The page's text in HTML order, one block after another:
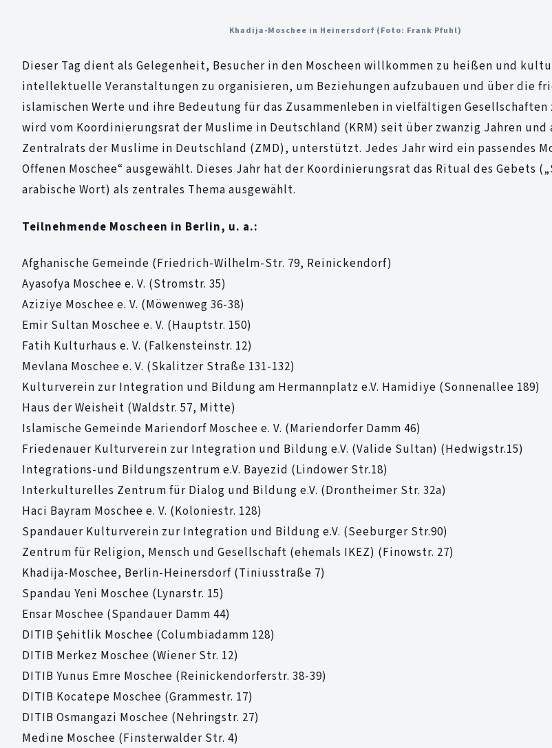
Khadija-Moschee in Heinersdorf (Foto: Frank Pfuhl)
Dieser Tag dient als Gelegenheit, Besucher in den Moscheen willkommen zu heißen und
intellektuelle Veranstaltungen zu organisieren, um Beziehungen aufzubauen und über die
islamischen Werte und ihre Bedeutung für das Zusammenleben in vielfältigen Gesellschaften
wird vom Koordinierungsrat der Muslime in Deutschland (KRM) seit über zwanzig Jahren
Zentralrats der Muslime in Deutschland (ZMD), unterstützt. Jedes Jahr wird ein passendes
Offenen Moschee“ ausgewählt. Dieses Jahr hat der Koordinierungsrat das Ritual des Gebets
arabische Wort) als zentrales Thema ausgewählt.
Teilnehmende Moscheen in Berlin, u. a.:
Afghanische Gemeinde (Friedrich-Wilhelm-Str. 79, Reinickendorf)
Ayasofya Moschee e. V. (Stromstr. 35)
Aziziye Moschee e. V. (Möwenweg 36-38)
Emir Sultan Moschee e. V. (Hauptstr. 150)
Fatih Kulturhaus e. V. (Falkensteinstr. 12)
Mevlana Moschee e. V. (Skalitzer Straße 131-132)
Kulturverein zur Integration und Bildung am Hermannplatz e.V. Hamidiye (Sonnenallee 189)
Haus der Weisheit (Waldstr. 57, Mitte)
Islamische Gemeinde Mariendorf Moschee e. V. (Mariendorfer Damm 46)
Friedenauer Kulturverein zur Integration und Bildung e.V. (Valide Sultan) (Hedwigstr.15)
Integrations-und Bildungszentrum e.V. Bayezid (Lindower Str.18)
Interkulturelles Zentrum für Dialog und Bildung e.V. (Drontheimer Str. 32a)
Haci Bayram Moschee e. V. (Koloniestr. 128)
Spandauer Kulturverein zur Integration und Bildung e.V. (Seeburger Str.90)
Zentrum für Religion, Mensch und Gesellschaft (ehemals IKEZ) (Finowstr. 27)
Khadija-Moschee, Berlin-Heinersdorf (Tiniusstraße 7)
Spandau Yeni Moschee (Lynarstr. 15)
Ensar Moschee (Spandauer Damm 44)
DITIB Şehitlik Moschee (Columbiadamm 128)
DITIB Merkez Moschee (Wiener Str. 12)
DITIB Yunus Emre Moschee (Reinickendorferstr. 38-39)
DITIB Kocatepe Moschee (Grammestr. 17)
DITIB Osmangazi Moschee (Nehringstr. 27)
Medine Moschee (Finsterwalder Str. 4)